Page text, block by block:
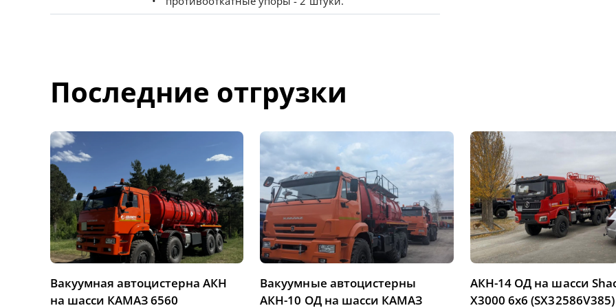
Последние отгрузки
Вакуумная автоцистерна АКН
на шасси КАМАЗ 6560
Вакуумные автоцистерны
АКН-10 ОД на шасси КАМАЗ
АКН-14 ОД на шасси
X3000 6х6 (SX32586V385)